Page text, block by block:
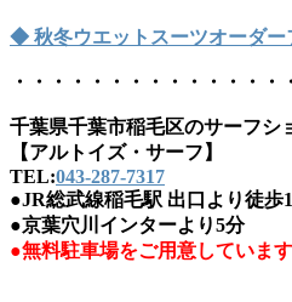
◆ 秋冬ウエットスーツオーダー
・・・・・・・・・・・・・
千葉県千葉市稲毛区のサーフシ
【アルトイズ・サーフ】
TEL:043-287-7317
●JR総武線稲毛駅 出口より徒歩
●京葉穴川インターより5分
●無料駐車場をご用意しています